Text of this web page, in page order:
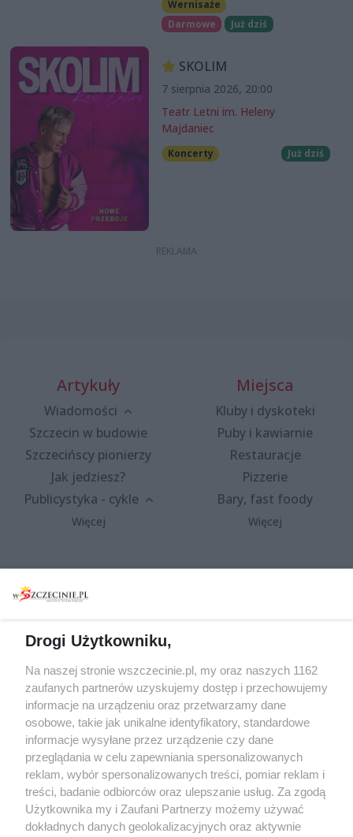
Wernisaże
Darmowe
Już dziś
SKOLIM
7 sierpnia 2026, 20:00
Teatr Letni im. Heleny
Majdaniec
Koncerty Już dziś
Artykuły
Wiadomości
Szczecin w budowie
Szczecińscy pionierzy
Jak jedziesz?
Publicystyka - cykle
Więcej
Miejsca
Kluby i dyskoteki
Puby i kawiarnie
Restauracje
Pizzerie
Bary, fast foody
Więcej
Wydarzenia
Warsztaty
Jarmarki, festyny, pchle
targi
Wernisaże
Więcej
Reklama
Redakcja
Specjalny koncert z okazji
20. urodzin portalu
wSzczecinie.pl
Regulamin konkursów
śniadaniówka "Hej
Szczecin! Jest piątek!"
Drogi Użytkowniku,
Na naszej stronie wszczecinie.pl, my oraz naszych 1162
zaufanych partnerów uzyskujemy dostęp i przechowujemy
informacje na urządzeniu oraz przetwarzamy dane
osobowe, takie jak unikalne identyfikatory, standardowe
informacje wysyłane przez urządzenie czy dane
przeglądania w celu zapewniania spersonalizowanych
reklam, wybór spersonalizowanych treści, pomiar reklam i
treści, badanie odbiorców oraz ulepszanie usług. Za zgodą
Użytkownika my i Zaufani Partnerzy możemy używać
dokładnych danych geolokalizacyjnych oraz aktywnie